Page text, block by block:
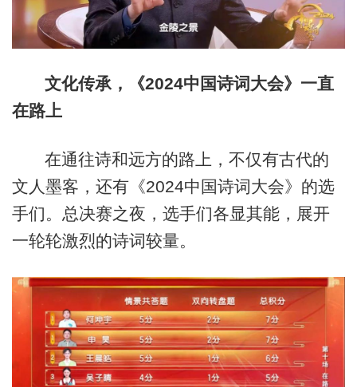
文化传承，《2024中国诗词大会》一直
在路上
在通往诗和远方的路上，不仅有古代的
文人墨客，还有《2024中国诗词大会》的选
手们。总决赛之夜，选手们各显其能，展开
一轮轮激烈的诗词较量。